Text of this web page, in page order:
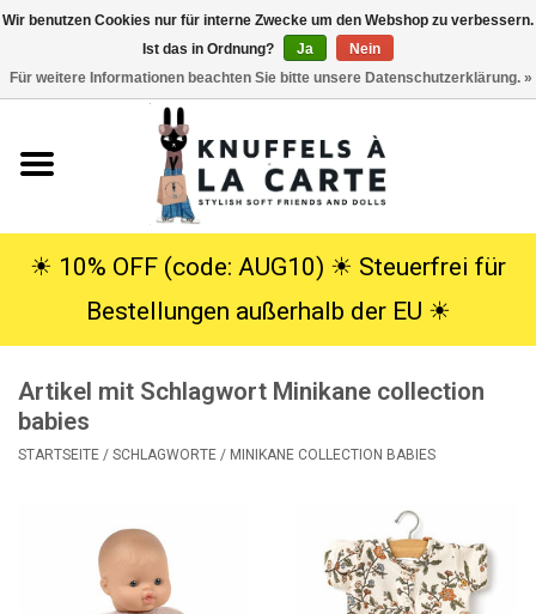
Kuscheltiere
SALE
Geschenke
☀︎ 10% OFF (code: AUG10) ☀︎ Steuerfrei für
Bestellungen außerhalb der EU ☀︎
Artikel mit Schlagwort Minikane collection
babies
STARTSEITE / SCHLAGWORTE / MINIKANE COLLECTION BABIES
Wir benutzen Cookies nur für interne Zwecke um den Webshop zu verbessern.
Ist das in Ordnung?
Ja
Nein
Für weitere Informationen beachten Sie bitte unsere Datenschutzerklärung. »